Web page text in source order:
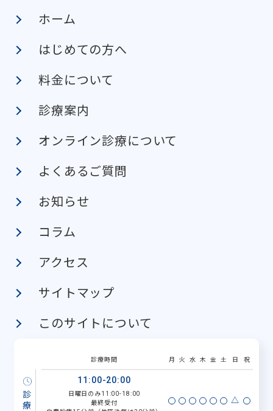
ホーム
はじめての方へ
料金について
診療案内
オンライン診療について
よくあるご質問
お知らせ
コラム
アクセス
サイトマップ
このサイトについて
診療時間 月 火 水 木 金 土 日 祝
11:00-20:00
日曜日のみ11:00-18:00
最終受付
△